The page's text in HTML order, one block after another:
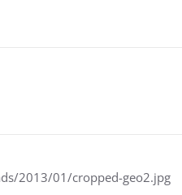
2013/01/cropped-geo2.jpg